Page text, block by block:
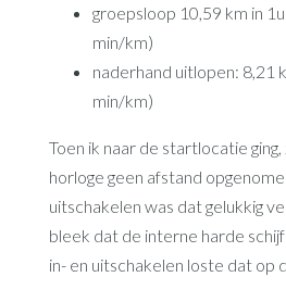
groepsloop 10,59 km in
min/km)
naderhand uitlopen: 8,21
min/km)
Toen ik naar de startlocatie ging,
horloge geen afstand
uitschakelen was dat gelukkig
bleek dat de interne harde
in- en uitschakelen loste dat op